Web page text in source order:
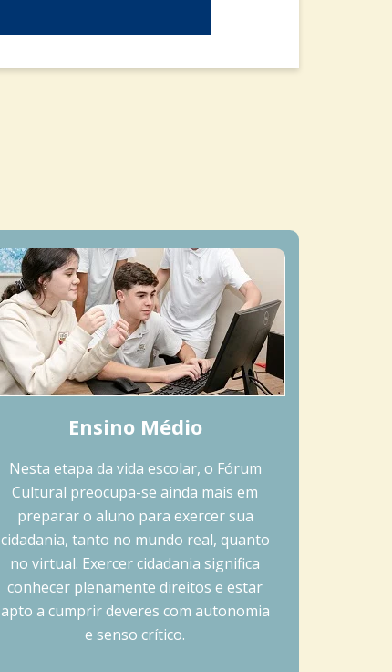
Ensino Médio
Nesta etapa da vida escolar, o Fórum
Cultural preocupa-se ainda mais em
preparar o aluno para exercer sua
cidadania, tanto no mundo real, quanto
no virtual. Exercer cidadania significa
conhecer plenamente direitos e estar
apto a cumprir deveres com autonomia
e senso crítico.